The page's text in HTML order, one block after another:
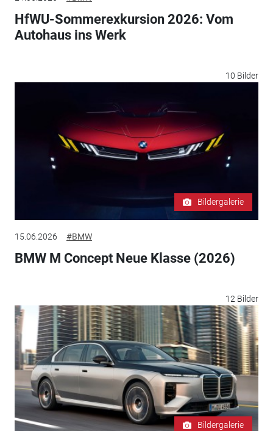
HfWU-Sommerexkursion 2026: Vom
Autohaus ins Werk
10 Bilder
Bildergalerie
15.06.2026 #BMW
BMW M Concept Neue Klasse (2026)
12 Bilder
Bildergalerie